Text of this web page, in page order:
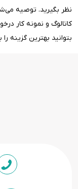
نظر بگیرید. توصیه
کاتالوگ و نمونه کار
بتوانید بهترین گزینه